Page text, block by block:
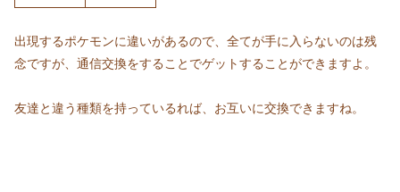
出現するポケモンに違いがあるので、全てが手に入らないのは残
念ですが、通信交換をすることでゲットすることができますよ。
友達と違う種類を持っているれば、お互いに交換できますね。